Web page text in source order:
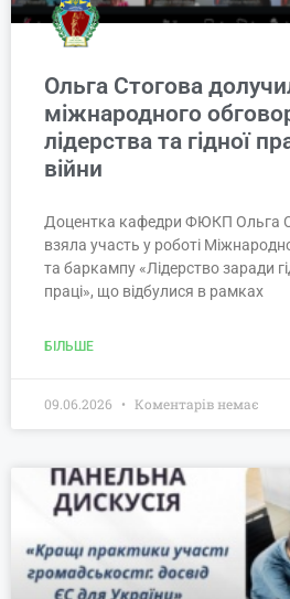
Ольга Стогова
міжнародного
лідерства та гідної
війни
Доцентка кафедри ФЮКП Ольга
взяла участь у роботі
та баркампу «Лідерство заради
праці», що відбулися в рамках
БІЛЬШЕ
09.06.2026 Коментарів немає